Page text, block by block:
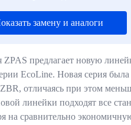
замену и аналоги
ZPAS предлагает новую
EcoLine. Новая серия была
отличаясь при этом
линейки подходят все
на сравнительно